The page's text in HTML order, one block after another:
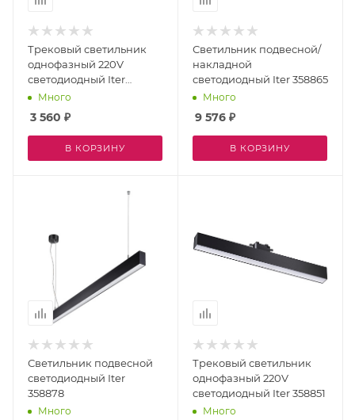
Трековый светильник
однофазный 220V
светодиодный Iter
358849
Много
3 560 ₽
В КОРЗИНУ
Светильник подвесной/
накладной
светодиодный Iter 358865
Много
9 576 ₽
В КОРЗИНУ
Светильник подвесной
светодиодный Iter
358878
Много
Трековый светильник
однофазный 220V
светодиодный Iter 358851
Много